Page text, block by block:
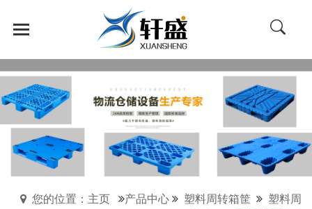
您的位置：主页 产品中心 塑料周转箱筐
塑料周